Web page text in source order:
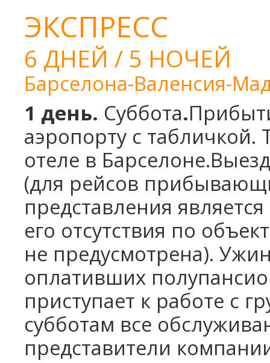
ЭКСПРЕСС
6 ДНЕЙ / 5 НОЧЕЙ
Барселона-Валенсия-
1 день. Суббота.
аэропорту с
отеле в
(для рейсов
представления
его отсутствия по
не предусмотрена).
оплативших
приступает к работе с
субботам все
представители